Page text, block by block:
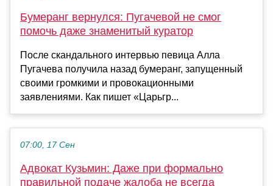
Бумеранг вернулся: Пугачевой не смог
помочь даже знаменитый куратор
После скандального интервью певица Алла
Пугачева получила назад бумеранг, запущенный
своими громкими и провокационными
заявлениями. Как пишет «Царьгр...
07:00, 17 Сен
Адвокат Кузьмин: Даже при формально
правильной подаче жалоба не всегда